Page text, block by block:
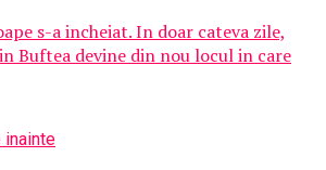
s-a incheiat. In doar cateva zile,
Buftea devine din nou locul in care